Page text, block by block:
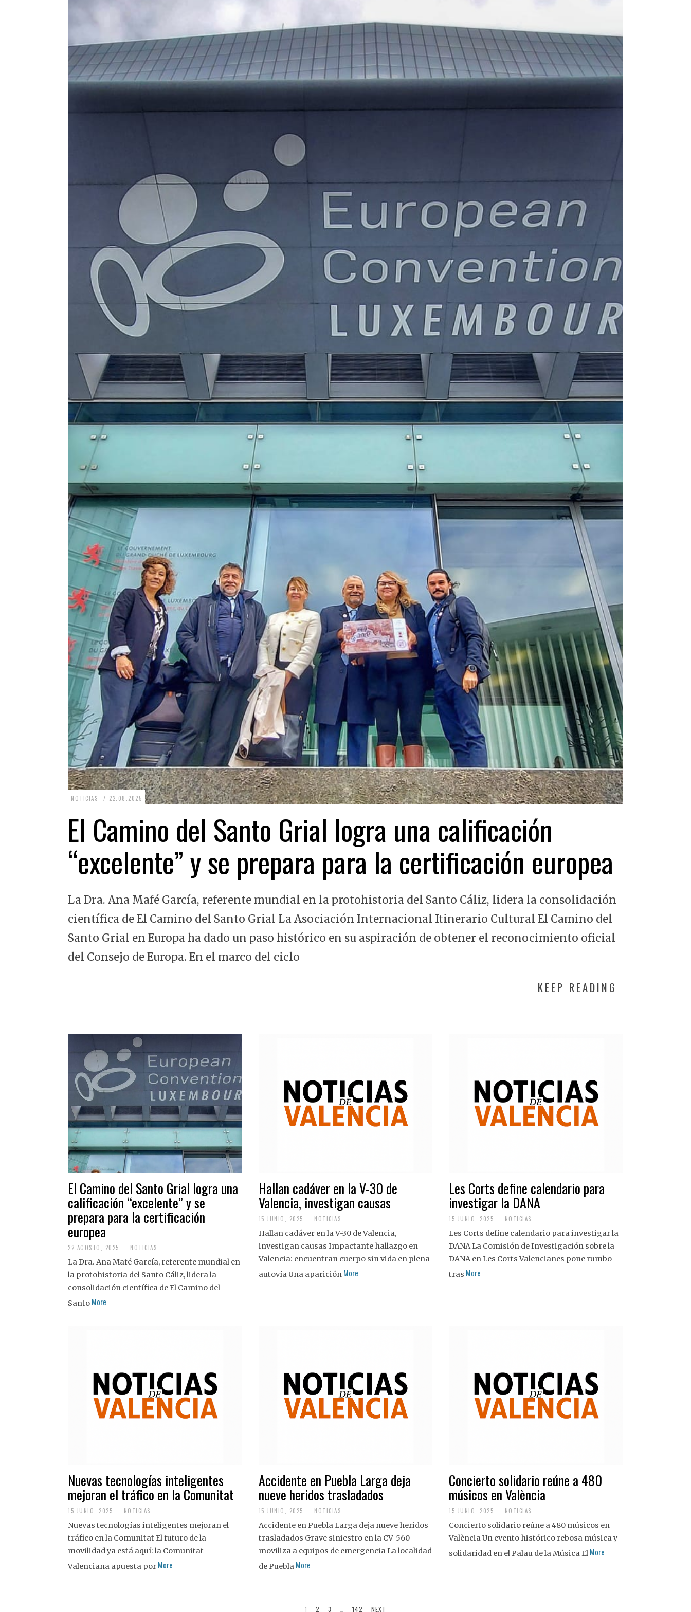
NOTICIAS 22.08.2025 2
.
0
0
2
El Camino del Santo Grial logra una calificación
“excelente” y se prepara para la certificación europea
La Dra. Ana Mafé García, referente mundial en la protohistoria del Santo Cáliz, lidera la consolidación
científica de El Camino del Santo Grial La Asociación Internacional Itinerario Cultural El Camino del
Santo Grial en Europa ha dado un paso histórico en su aspiración de obtener el reconocimiento oficial
del Consejo de Europa. En el marco del ciclo
KEEP READING
El Camino del Santo Grial logra una
calificación “excelente” y se
prepara para la certificación
europea
22 AGOSTO, 2025
A
G
O
S
NOTICIAS
La Dra. Ana Mafé García, referente mundial en
la protohistoria del Santo Cáliz, lidera la
consolidación científica de El Camino del
Santo More
Hallan cadáver en la V-30 de
Valencia, investigan causas
15 JUNIO, 2025 NOTICIAS
Hallan cadáver en la V-30 de Valencia,
investigan causas Impactante hallazgo en
Valencia: encuentran cuerpo sin vida en plena
autovía Una aparición More
Les Corts define calendario para
investigar la DANA
15 JUNIO, 2025 NOTICIAS
Les Corts define calendario para investigar la
DANA La Comisión de Investigación sobre la
DANA en Les Corts Valencianes pone rumbo
tras More
Nuevas tecnologías inteligentes
mejoran el tráfico en la Comunitat
15 JUNIO, 2025 NOTICIAS
Nuevas tecnologías inteligentes mejoran el
tráfico en la Comunitat El futuro de la
movilidad ya está aquí: la Comunitat
Valenciana apuesta por More
Accidente en Puebla Larga deja
nueve heridos trasladados
15 JUNIO, 2025 NOTICIAS
Accidente en Puebla Larga deja nueve heridos
trasladados Grave siniestro en la CV-560
moviliza a equipos de emergencia La localidad
de Puebla More
Concierto solidario reúne a 480
músicos en València
15 JUNIO, 2025 NOTICIAS
Concierto solidario reúne a 480 músicos en
València Un evento histórico rebosa música y
solidaridad en el Palau de la Música El More
1 2 3 … 142 NEXT